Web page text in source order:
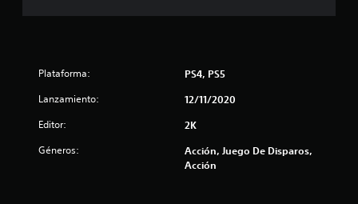
i
Plataforma: PS4, PS5
Lanzamiento: 12/11/2020
Editor: 2K
Géneros:
Acción, Juego De Disparos,
Acción